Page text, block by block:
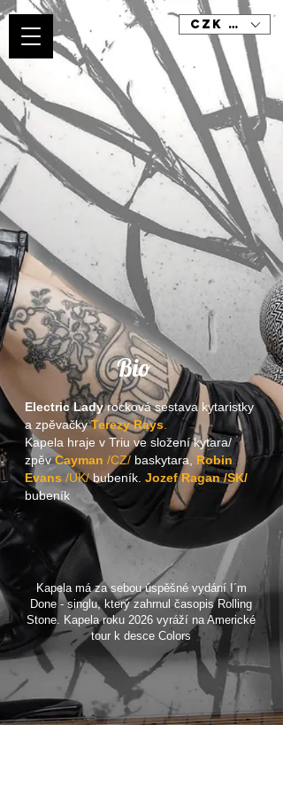
CZK (Kč)
Bio
Electric Ladyrocková sestava kytaristky
a zpěvačkyTerezy Rays.
Kapela hraje v Triu ve složení kytara/
zpěvCayman /CZ/ baskytara, Robin
Evans /UK/bubeník. Jozef Ragan /SK/
bubeník
Kapela má za sebou úspěšné vydání I´m
Done - singlu, který zahrnul časopis Rolling
Stone. Kapela roku 2026 vyráží na Americké
tour k desce Colors